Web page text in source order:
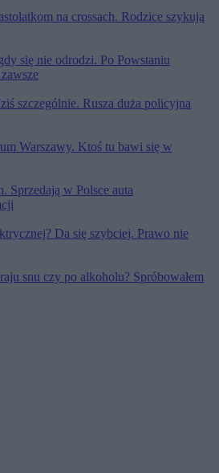
na crossach. Rodzice szykują
się nie odrodzi. Po Powstaniu
szczególnie. Rusza duża policyjna
Warszawy. Ktoś tu bawi się w
Sprzedają w Polsce auta
Da się szybciej. Prawo nie
snu czy po alkoholu? Spróbowałem